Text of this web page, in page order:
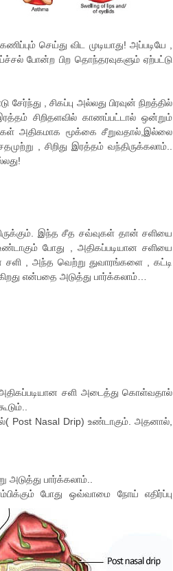
செய்து விட முடியாது! அப்படியே ,
போன்ற பிற தொந்தரவுகளும் ஏற்பட்டு
, சிகப்பு அல்லது பிரவுன் நிறத்தில்
சிறிதளவில் காணப்பட்டால் ஒன்றும்
அதிகமாக மூக்கை சீறுவதால்,இல்லை
, சிறிது இரத்தம் வந்திருக்கலாம்..
இந்த சீத சவ்வுகள் தான் சளியை
போது , அதிகப்படியான சளியை
சளி , அந்த வெற்று துவாரங்களை , கட்டி
என்பதை அடுத்து பார்க்கலாம்…
சளி அடைத்து கொள்வதால்
Post Nasal Drip) உண்டாகும். அதனால்,
அடுத்து பார்க்கலாம்..
போது ஒவ்வாமை நோய் எதிர்ப்பு